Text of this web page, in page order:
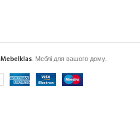
Mebelklas. Меблі для вашого дому.